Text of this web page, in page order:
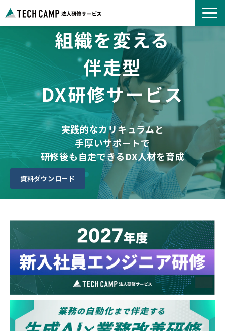
よくあるご質問
お知らせ
事例紹介一覧
コース一覧
選ばれる理由
パートナー募集
組織を変える
伴走型
DX研修サービス
実践的なカリキュラムと
手厚いサポートで
研修後も自走できるDX人材を育成
資料ダウンロード